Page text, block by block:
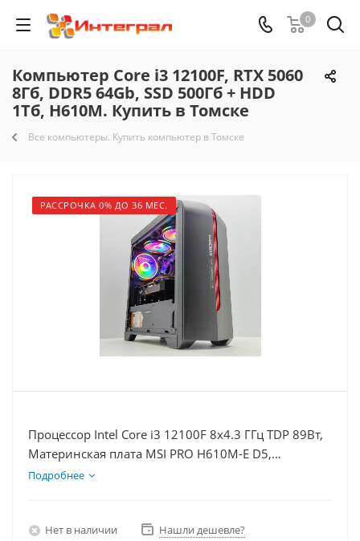
0
Компьютер Core i3 12100F, RTX 5060
8Гб, DDR5 64Gb, SSD 500Гб + HDD
1Тб, H610M. Купить в Томске
Все компьютеры. Купить компьютер в Томске
РАССРОЧКА 0% ДО 36 МЕС.
Процессор Intel Core i3 12100F 8x4.3 ГГц TDP 89Вт,
Материнская плата MSI PRO H610M-E D5,
Видеокарта RTX 5060 8Гб, Память DDR5 64Gb,
Подробнее
Нет в наличии Нашли дешевле?